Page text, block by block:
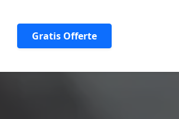
Gratis Offerte